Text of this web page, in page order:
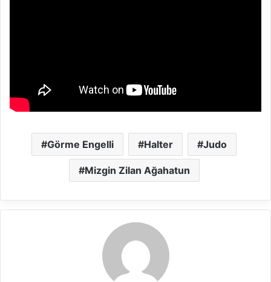
Görme Engelli Halter Judo
Mizgin Zilan Ağahatun